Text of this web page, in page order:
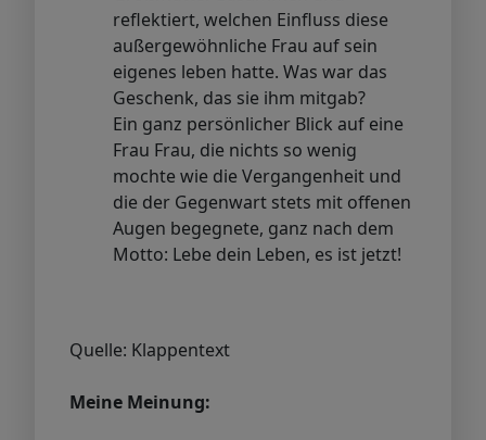
reflektiert, welchen Einfluss diese
außergewöhnliche Frau auf sein
eigenes leben hatte. Was war das
Geschenk, das sie ihm mitgab?
Ein ganz persönlicher Blick auf eine
Frau Frau, die nichts so wenig
mochte wie die Vergangenheit und
die der Gegenwart stets mit offenen
Augen begegnete, ganz nach dem
Motto: Lebe dein Leben, es ist jetzt!
Quelle: Klappentext
Meine Meinung: